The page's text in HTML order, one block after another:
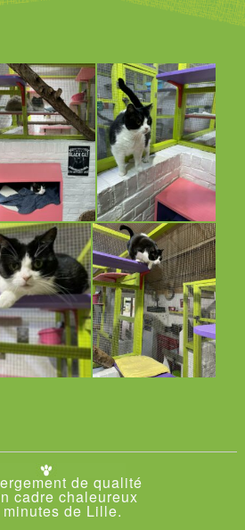
de qualité
cadre chaleureux
minutes de Lille.